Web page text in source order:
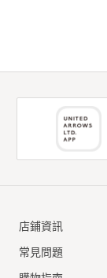
NTD2,380
店鋪資訊
常見問題